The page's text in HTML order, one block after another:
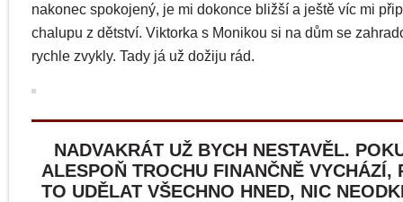
nakonec spokojený, je mi dokonce bližší a ještě víc mi
chalupu z dětství. Viktorka s Monikou si na dům se
rychle zvykly. Tady já už dožiju rád.
NADVAKRÁT UŽ BYCH NESTAVĚL.
ALESPOŇ TROCHU FINANČNĚ VYCHÁZÍ,
TO UDĚLAT VŠECHNO HNED, NIC